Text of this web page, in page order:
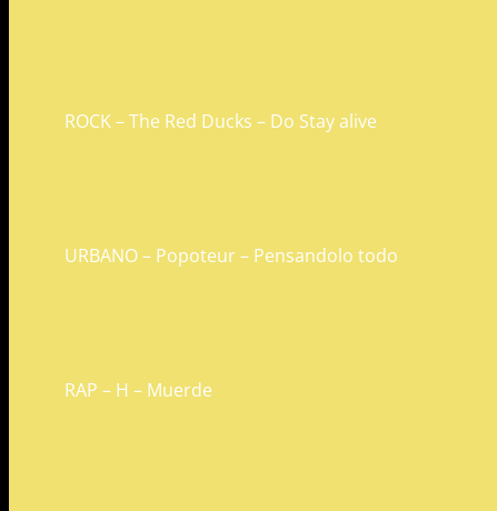
ROCK – The Red Ducks – Do Stay alive
URBANO – Popoteur – Pensandolo todo
RAP – H – Muerde